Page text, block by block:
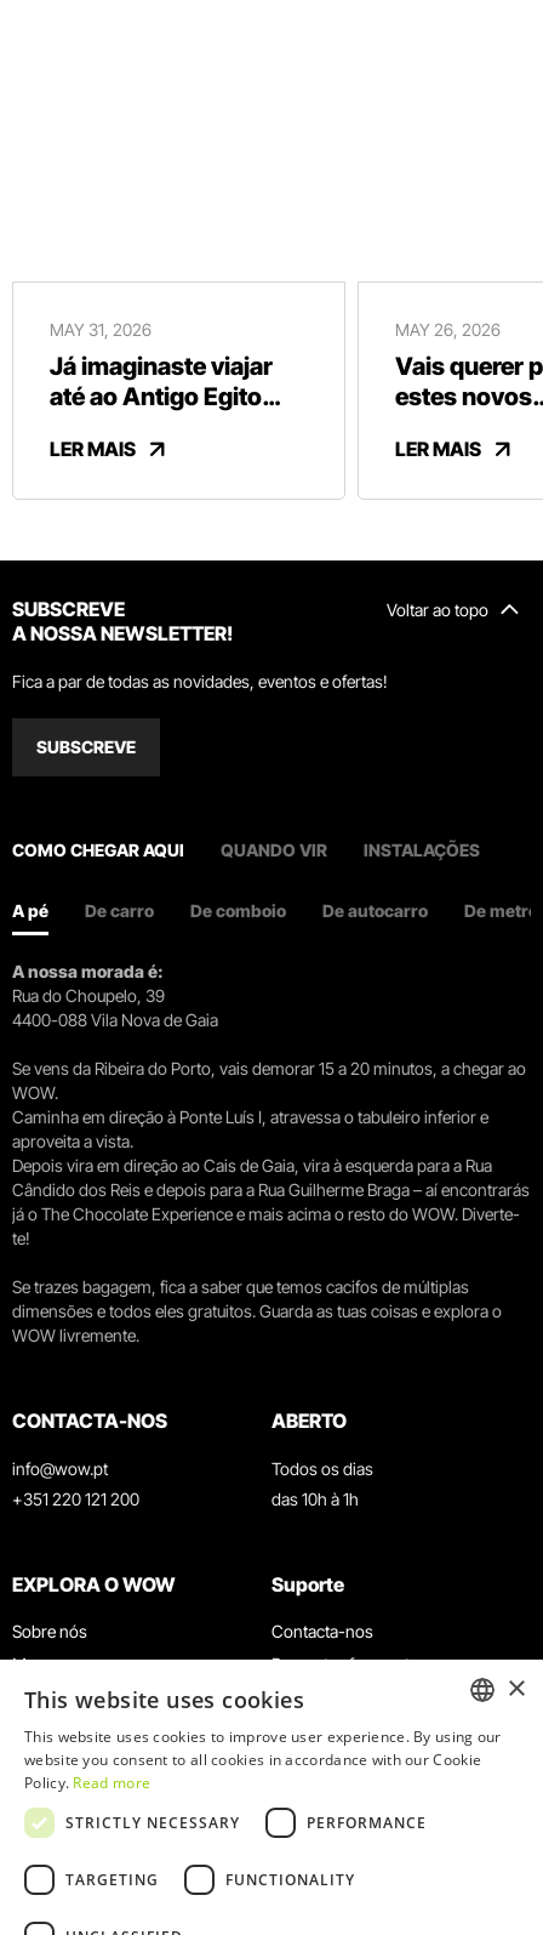
MAY 31, 2026
Já imaginaste viajar
até ao Antigo Egito
de Gaia?
LER MAIS
MAY 26, 2026
Vais querer
estes novos
da Vinte
LER MAIS
Voltar ao topo
SUBSCREVE
A NOSSA NEWSLETTER!
Fica a par de todas as novidades, eventos e ofertas!
SUBSCREVE
COMO CHEGAR AQUI QUANDO VIR INSTALAÇÕES
A pé De carro De comboio De autocarro De metro
A nossa morada é:
Rua do Choupelo, 39
4400-088 Vila Nova de Gaia
Se vens da Ribeira do Porto, vais demorar 15 a 20 minutos, a chegar ao
WOW.
Caminha em direção à Ponte Luís I, atravessa o tabuleiro inferior e
aproveita a vista.
Depois vira em direção ao Cais de Gaia, vira à esquerda para a Rua
Cândido dos Reis e depois para a Rua Guilherme Braga – aí encontrarás
já o The Chocolate Experience e mais acima o resto do WOW. Diverte-
te!
Se trazes bagagem, fica a saber que temos cacifos de múltiplas
dimensões e todos eles gratuitos. Guarda as tuas coisas e explora o
WOW livremente.
CONTACTA-NOS
info@wow.pt
+351 220 121 200
ABERTO
Todos os dias
das 10h à 1h
EXPLORA O WOW
Sobre nós
Museus
Agenda
Notícias
Restaurantes
Cartão WOW
Grupos e Eventos
Serviço Educativo
Suporte
Contacta-nos
Perguntas frequentes
Termos e Condições
Política de privacidade e cookies
Trabalha connosco
Livro de reclamações
ENGLISH
×
This website uses cookies
This website uses cookies to improve user experience. By using our
website you consent to all cookies in accordance with our Cookie
Policy. Read more
STRICTLY NECESSARY
PERFORMANCE
TARGETING FUNCTIONALITY